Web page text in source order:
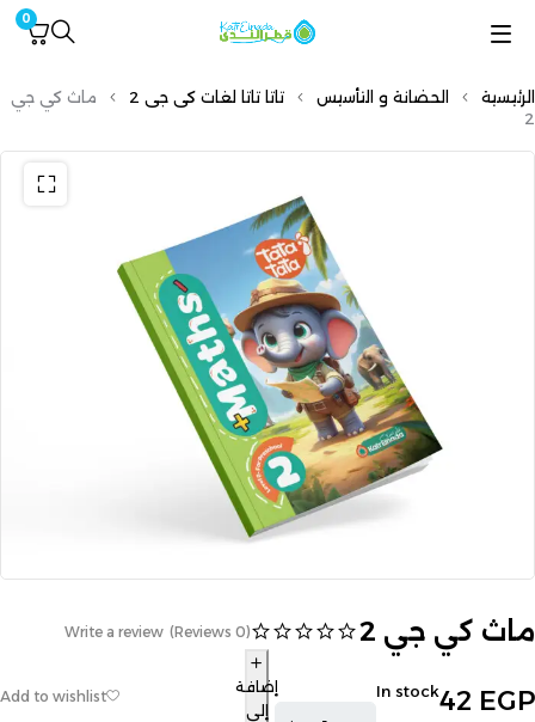
0
الرئيسية الحضانة و التأسيس تاتا تاتا لغات كى جى 2
ماث كي جي
2
ماث كي جي 2 (0 Reviews)
Write a review
42 EGP
In stock
إضافة
إلى